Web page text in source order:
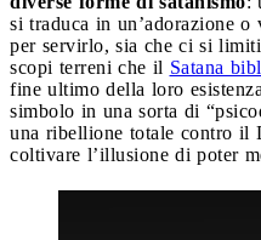
si traduca in un’adorazione o
per servirlo, sia che ci si
scopi terreni che il Satana
fine ultimo della loro
simbolo in una sorta di
una ribellione totale contro il
coltivare l’illusione di poter